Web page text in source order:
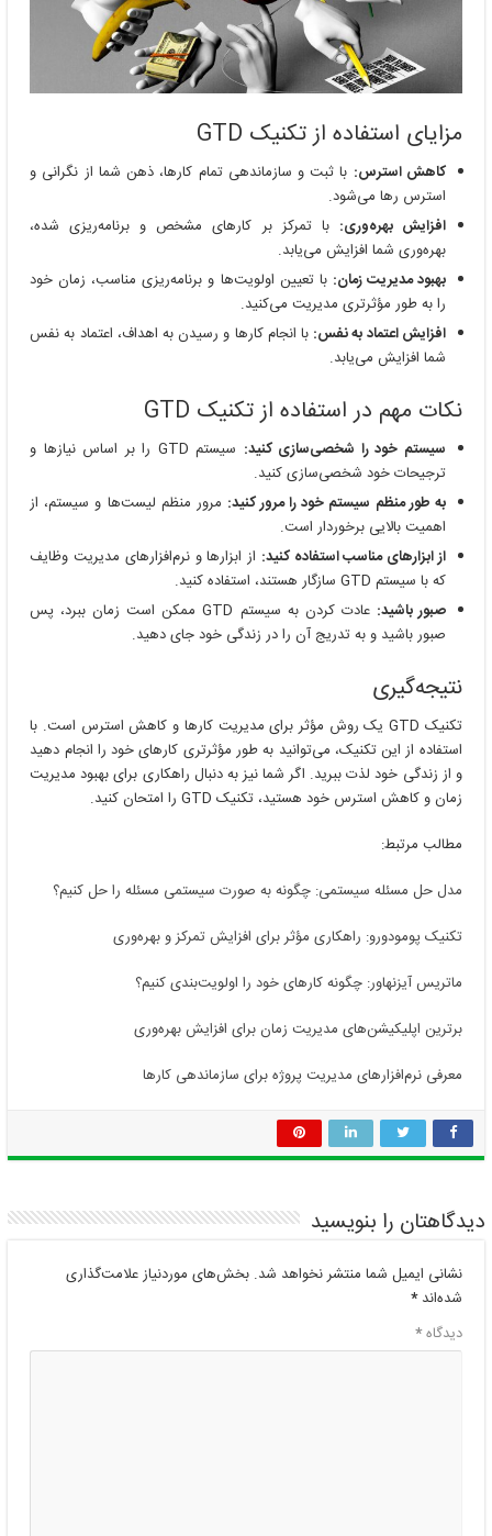
مزایای استفاده از تکنیک GTD
کاهش استرس: با ثبت و سازماندهی تمام کارها، ذهن شما از نگرانی و
استرس رها می‌شود.
افزایش بهره‌وری: با تمرکز بر کارهای مشخص و برنامه‌ریزی شده،
بهره‌وری شما افزایش می‌یابد.
بهبود مدیریت زمان: با تعیین اولویت‌ها و برنامه‌ریزی مناسب، زمان خود
را به طور مؤثرتری مدیریت می‌کنید.
افزایش اعتماد به نفس: با انجام کارها و رسیدن به اهداف، اعتماد به نفس
شما افزایش می‌یابد.
نکات مهم در استفاده از تکنیک GTD
سیستم خود را شخصی‌سازی کنید:
سیستم GTD را بر اساس نیازها و
ترجیحات خود شخصی‌سازی کنید.
به طور منظم سیستم خود را مرور کنید: مرور منظم لیست‌ها و سیستم، از
اهمیت بالایی برخوردار است.
از ابزارهای مناسب استفاده کنید: از ابزارها و نرم‌افزارهای مدیریت وظایف
که با سیستم GTD سازگار هستند، استفاده کنید.
صبور باشید:
عادت کردن به سیستم GTD ممکن است زمان ببرد، پس
صبور باشید و به تدریج آن را در زندگی خود جای دهید.
نتیجه‌گیری
تکنیک GTD یک روش مؤثر برای مدیریت کارها و کاهش استرس است. با
استفاده از این تکنیک، می‌توانید به طور مؤثرتری کارهای خود را انجام دهید
و از زندگی خود لذت ببرید. اگر شما نیز به دنبال راهکاری برای بهبود مدیریت
زمان و کاهش استرس خود هستید، تکنیک GTD را امتحان کنید.
مطالب مرتبط:
مدل حل مسئله سیستمی: چگونه به صورت سیستمی مسئله را حل کنیم؟
تکنیک پومودورو: راهکاری مؤثر برای افزایش تمرکز و بهره‌وری
ماتریس آیزنهاور: چگونه کارهای خود را اولویت‌بندی کنیم؟
برترین اپلیکیشن‌های مدیریت زمان برای افزایش بهره‌وری
معرفی نرم‌افزارهای مدیریت پروژه برای سازماندهی کارها
دیدگاهتان را بنویسید
نشانی ایمیل شما منتشر نخواهد شد. بخش‌های موردنیاز علامت‌گذاری
شده‌اند*
دیدگاه*